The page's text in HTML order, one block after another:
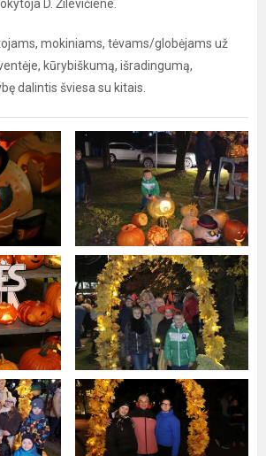
D. Žilevičiene.
mokiniams, tėvams/globėjams už
kūrybiškumą, išradingumą,
dalintis šviesa su kitais.